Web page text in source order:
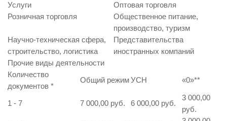
Услуги
Оптовая торговля
Розничная торговля
Общественное питание,
производство, туризм
Научно-техническая сфера,
строительство, логистика
Представительства
иностранных компаний
Прочие виды деятельности
Количество
документов *
Общий режимУСН «0»**
1 - 7 7 000,00 руб. 6 000,00 руб.
3 000,00
руб.